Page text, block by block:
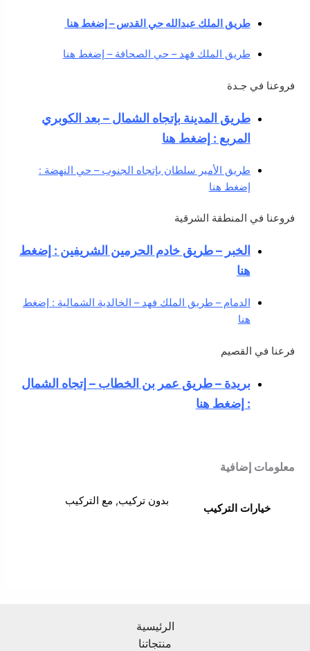
طريق الملك عبدالله حي القدس – إضغط هنا
طريق الملك فهد – حي الصحافة – إضغط هنا
فروعنا في جـدة
طريق المدينة بإتجاه الشمال – بعد الكوبري
المربع : إضغط هنا
طريق الأمير سلطان بإتجاه الجنوب – حي النهضة :
إضغط هنا
فروعنا في المنطقة الشرقية
الخبر – طريق خادم الحرمين الشريفين : إضغط
هنا
الدمام – طريق الملك فهد – الخالدية الشمالية : إضغط
هنا
فرعنا في القصيم
بريدة – طريق عمر بن الخطاب – إتجاه الشمال
: إضغط هنا
معلومات إضافية
خيارات التركيب
بدون تركيب, مع التركيب
الرئيسية
منتجاتنا